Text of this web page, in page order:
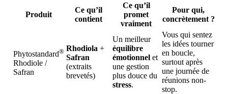
Produit
Ce qu’il
contient
Ce qu’il
promet
vraiment
Pour qui,
concrètement ?
Phytostandard®
Rhodiole /
Safran
Rhodiola +
Safran
(extraits
brevetés)
Un meilleur
équilibre
émotionnel et
une gestion
plus douce du
stress.
Vous qui sentez
les idées tourner
en boucle,
surtout après
une journée de
réunions non-
stop.